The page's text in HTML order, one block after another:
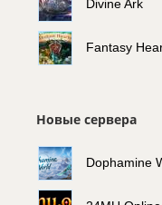
Divine Ark
Fantasy
Новые сервера
Dophamine